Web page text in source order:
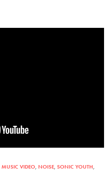
MUSIC VIDEO, NOISE, SONIC YOUTH,